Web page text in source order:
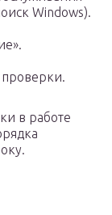
Windows).
проверки.
в работе